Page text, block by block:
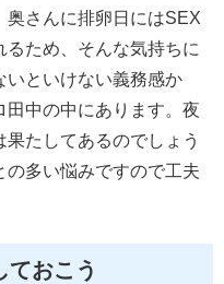
奥さんに排卵日にはSEX
るため、そんな気持ちに
いといけない義務感か
田中の中にあります。夜
たしてあるのでしょう
多い悩みですので工夫
おこう